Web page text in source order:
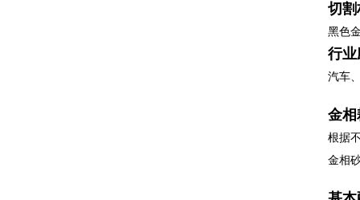
切割
黑色
行业
汽车
金相
根据
金相